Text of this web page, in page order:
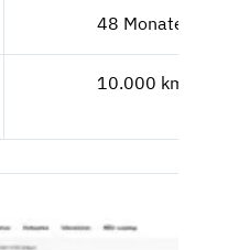
48 Monate
10.000 km